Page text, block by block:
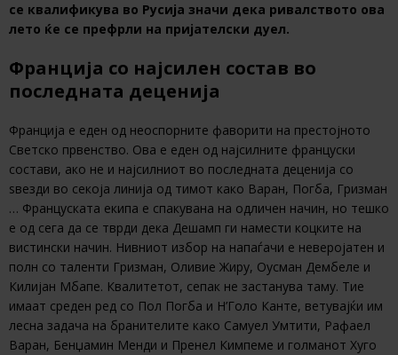
се квалификува во Русија значи дека ривалството ова
лето ќе се префрли на пријателски дуел.
Франција со најсилен состав во
последната деценија
Франција е еден од неоспорните фаворити на престојното
Светско првенство. Ова е еден од најсилните француски
состави, ако не и најсилниот во последната деценија со
ѕвезди во секоја линија од тимот како Варан, Погба, Гризман
… Француската екипа е спакувана на одличен начин, но тешко
е од сега да се тврди дека Дешамп ги намести коцките на
вистински начин. Нивниот избор на напаѓачи е неверојатен и
полн со таленти Гризман, Оливие Жиру, Оусман Дембеле и
Килијан Мбапе. Квалитетот, сепак не застанува таму. Тие
имаат среден ред со Пол Погба и Н’Голо Канте, ветувајќи им
лесна задача на бранителите како Самуел Умтити, Рафаел
Варан, Бенџамин Менди и Пренел Кимпеме и голманот Хуго